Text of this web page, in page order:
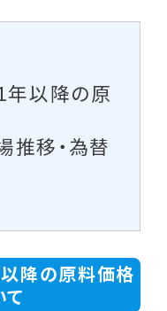
以降の原
推移・為替
降の原料価格